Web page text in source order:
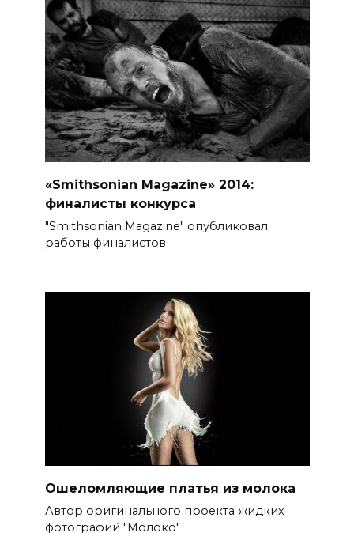
«Smithsonian Magazine» 2014:
финалисты конкурса
"Smithsonian Magazine" опубликовал
работы финалистов
Ошеломляющие платья из молока
Автор оригинального проекта жидких
фотографий "Молоко"